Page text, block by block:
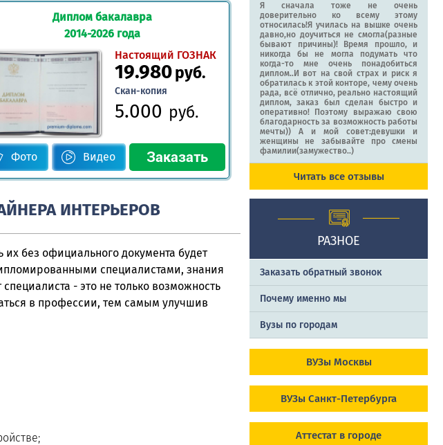
Диплом бакалавра
2014-2026 года
Настоящий ГОЗНАК
19.980руб.
Скан-копия
5.000 руб.
Фото Видео
ИНТЕРЬЕРОВ
без официального документа будет
специалистами, знания
- это не только возможность
в профессии, тем самым улучшив
Я сначала тоже не очень
доверительно ко всему этому
относилась!Я училась на вышке очень
давно,но доучиться не смогла(разные
бывают причины)! Время прошло, и
никогда бы не могла подумать что
когда-то мне очень понадобиться
диплом..И вот на свой страх и риск я
обратилась к этой конторе, чему очень
рада, всё отлично, реально настоящий
диплом, заказ был сделан быстро и
оперативно! Поэтому выражаю свою
благодарность за возможность работы
мечты)) А и мой совет:девушки и
женщины не забывайте про смены
фамилии(замужество..)
Читать все отзывы
РАЗНОЕ
Заказать обратный звонок
Почему именно мы
Вузы по городам
ВУЗы Москвы
ВУЗы Санкт-Петербурга
Аттестат в городе